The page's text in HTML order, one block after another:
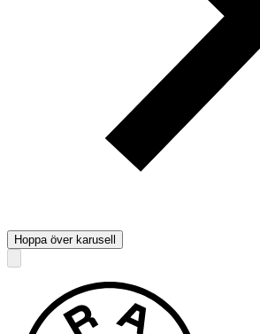
Hoppa över karusell